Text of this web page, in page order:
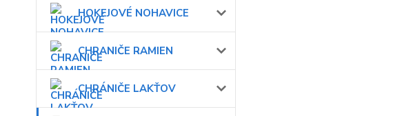
HOKEJOVÉ NOHAVICE
CHRANIČE RAMIEN
CHRÁNIČE LAKŤOV